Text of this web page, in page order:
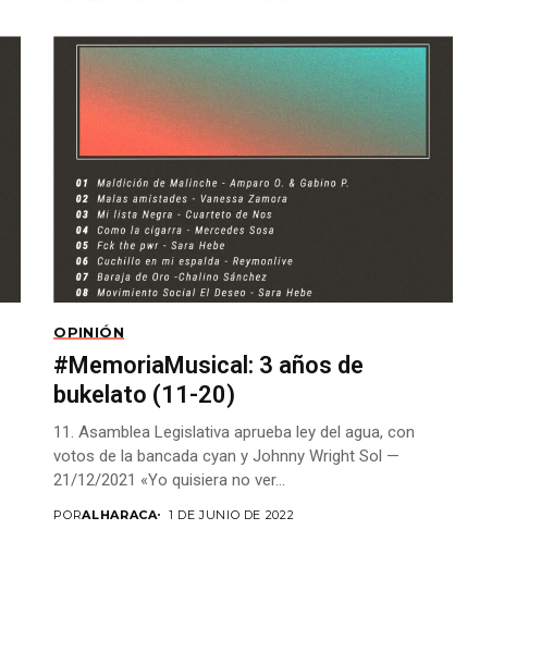
OPINIÓN
#MemoriaMusical: 3 años de
bukelato (11-20)
11. Asamblea Legislativa aprueba ley del agua, con
votos de la bancada cyan y Johnny Wright Sol —
21/12/2021 «Yo quisiera no ver...
PORALHARACA 1 DE JUNIO DE 2022